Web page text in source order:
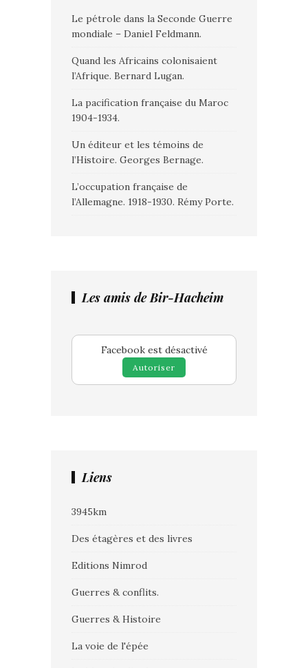
Le pétrole dans la Seconde Guerre
mondiale – Daniel Feldmann.
Quand les Africains colonisaient
l’Afrique. Bernard Lugan.
La pacification française du Maroc
1904-1934.
Un éditeur et les témoins de
l’Histoire. Georges Bernage.
L’occupation française de
l’Allemagne. 1918-1930. Rémy Porte.
Les amis de Bir-Hacheim
Facebook est désactivé
Autoriser
Liens
3945km
Des étagères et des livres
Editions Nimrod
Guerres & conflits.
Guerres & Histoire
La voie de l'épée